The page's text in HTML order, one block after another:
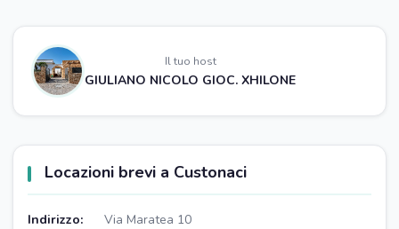
Locazioni brevi a Custonaci
Indirizzo:
Via Maratea 10
Il tuo host
GIULIANO NICOLO GIOC. XHILONE